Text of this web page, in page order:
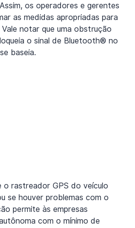
os operadores e gerentes
as medidas apropriadas para
notar que uma obstrução
o sinal de Bluetooth® no
baseia.
o rastreador GPS do veículo
se houver problemas com o
permite às empresas
com o mínimo de